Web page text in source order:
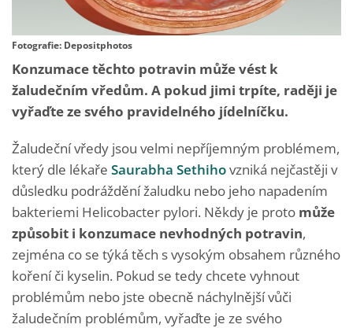
Fotografie: Depositphotos
Konzumace těchto potravin může vést k
žaludečním vředům. A pokud jimi trpíte, raději je
vyřaďte ze svého pravidelného jídelníčku.
Žaludeční vředy jsou velmi nepříjemným problémem,
který dle lékaře Saurabha Sethihovzniká nejčastěji v
důsledku podráždění žaludku nebo jeho napadením
bakteriemi Helicobacter pylori. Někdy je proto může
způsobit i konzumace nevhodných potravin,
zejména co se týká těch s vysokým obsahem různého
koření či kyselin. Pokud se tedy chcete vyhnout
problémům nebo jste obecně náchylnější vůči
žaludečním problémům, vyřaďte je ze svého